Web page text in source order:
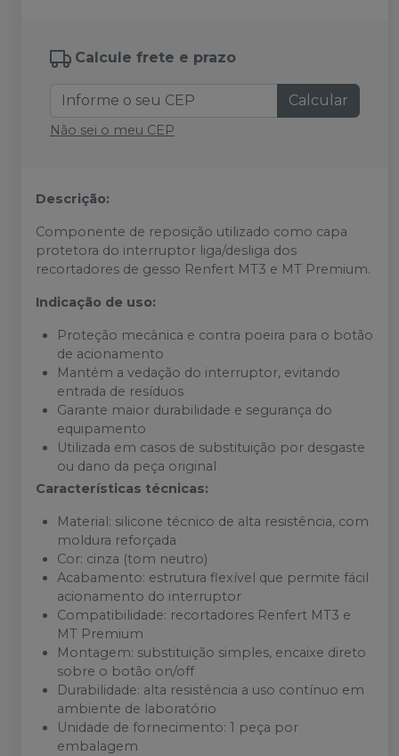
Calcule frete e prazo
Calcular
Não sei o meu CEP
Descrição:
Componente de reposição utilizado como capa
protetora do interruptor liga/desliga dos
recortadores de gesso Renfert MT3 e MT Premium.
Indicação de uso:
Proteção mecânica e contra poeira para o botão
de acionamento
Mantém a vedação do interruptor, evitando
entrada de resíduos
Garante maior durabilidade e segurança do
equipamento
Utilizada em casos de substituição por desgaste
ou dano da peça original
Características técnicas:
Material: silicone técnico de alta resistência, com
moldura reforçada
Cor: cinza (tom neutro)
Acabamento: estrutura flexível que permite fácil
acionamento do interruptor
Compatibilidade: recortadores Renfert MT3 e
MT Premium
Montagem: substituição simples, encaixe direto
sobre o botão on/off
Durabilidade: alta resistência a uso contínuo em
ambiente de laboratório
Unidade de fornecimento: 1 peça por
embalagem